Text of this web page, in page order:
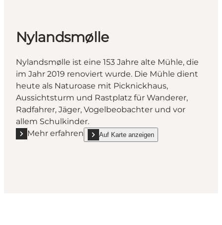
Nylandsmølle
Nylandsmølle ist eine 153 Jahre alte Mühle, die
im Jahr 2019 renoviert wurde. Die Mühle dient
heute als Naturoase mit Picknickhaus,
Aussichtsturm und Rastplatz für Wanderer,
Radfahrer, Jäger, Vogelbeobachter und vor
allem Schulkinder.
Mehr erfahren
Mehr erfahren "Nylandsmølle"
Auf Karte anzeigen
show Nylandsmølle on_map